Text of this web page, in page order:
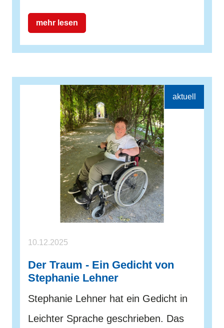
mehr lesen
10.12.2025
Der Traum - Ein Gedicht von
Stephanie Lehner
Stephanie Lehner hat ein Gedicht in
Leichter Sprache geschrieben. Das